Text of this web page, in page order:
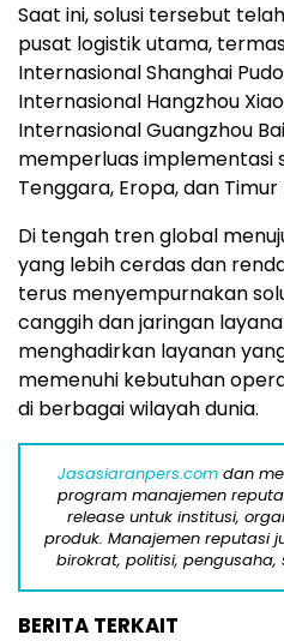
Saat ini, solusi tersebut
pusat logistik utama,
Internasional Shanghai
Internasional Hangzhou
Internasional Guangzhou
memperluas implementasi
Tenggara, Eropa, dan Timur
Di tengah tren global
yang lebih cerdas dan
terus menyempurnakan
canggih dan jaringan
menghadirkan layanan
memenuhi kebutuhan
di berbagai wilayah dunia.
Jasasiaranpers.com dan
program manajemen
release untuk institusi,
produk. Manajemen reputasi
birokrat, politisi,
BERITA TERKAIT